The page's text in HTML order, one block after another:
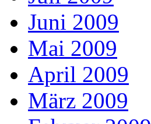
Juni 2009
Mai 2009
April 2009
März 2009